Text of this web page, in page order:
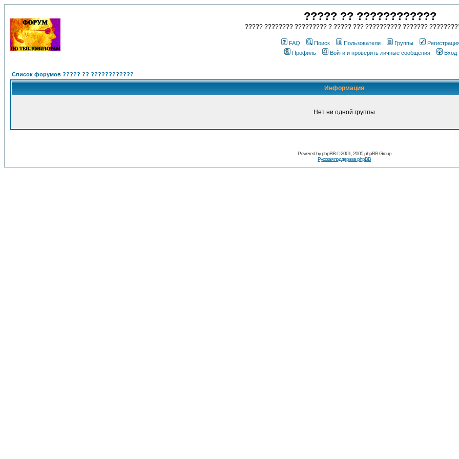
????? ?? ????????????
????? ???????? ????????? ? ????? ??? ?????????? ???????
FAQ Поиск Пользователи Группы
Профиль
Войти и проверить личные сообщения Вход
Список форумов ????? ?? ????????????
Информация
Нет ни одной группы
Powered byphpBB© 2001, 2005 phpBB Group
Русская поддержка phpBB